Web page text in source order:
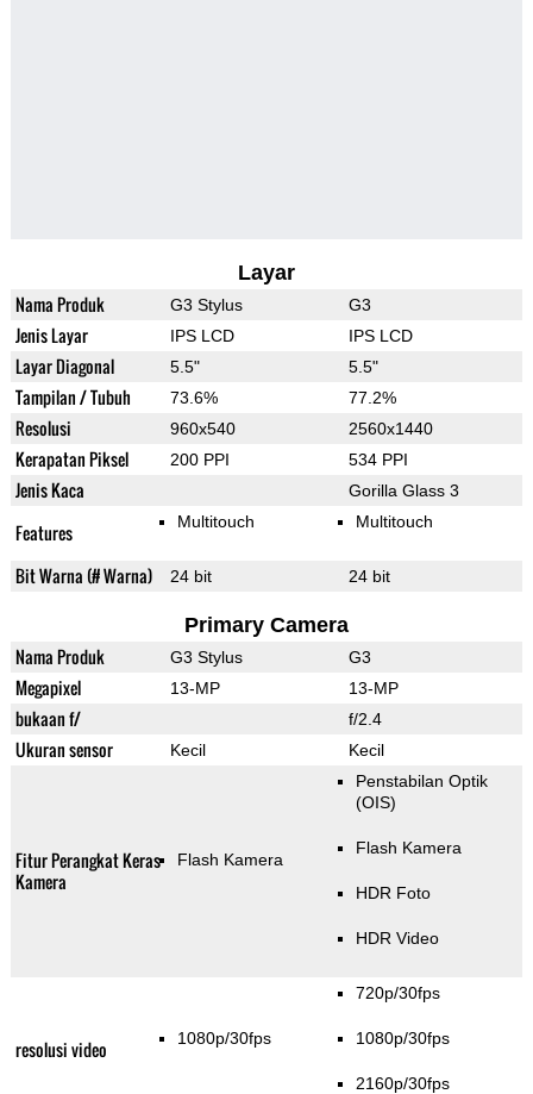
Layar
Nama Produk G3 Stylus G3
Jenis Layar IPS LCD IPS LCD
Layar Diagonal 5.5" 5.5"
Tampilan / Tubuh 73.6% 77.2%
Resolusi 960x540 2560x1440
Kerapatan Piksel 200 PPI 534 PPI
Jenis Kaca Gorilla Glass 3
Features Multitouch Multitouch
Bit Warna (# Warna) 24 bit 24 bit
Primary Camera
Nama Produk G3 Stylus G3
Megapixel 13-MP 13-MP
bukaan f/ f/2.4
Ukuran sensor Kecil Kecil
Fitur Perangkat Keras
Kamera
Flash Kamera
Penstabilan Optik
(OIS)
Flash Kamera
HDR Foto
HDR Video
resolusi video 1080p/30fps
720p/30fps
1080p/30fps
2160p/30fps